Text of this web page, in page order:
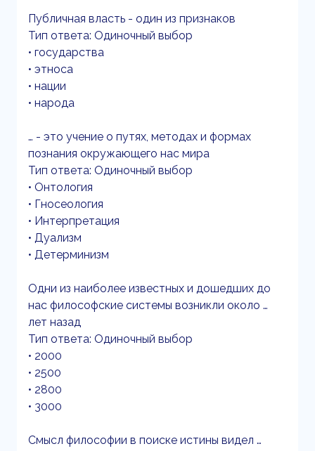
Публичная власть - один из признаков
Тип ответа: Одиночный выбор
• государства
• этноса
• нации
• народа
… - это учение о путях, методах и формах
познания окружающего нас мира
Тип ответа: Одиночный выбор
• Онтология
• Гносеология
• Интерпретация
• Дуализм
• Детерминизм
Одни из наиболее известных и дошедших до
нас философские системы возникли около …
лет назад
Тип ответа: Одиночный выбор
• 2000
• 2500
• 2800
• 3000
Смысл философии в поиске истины видел …